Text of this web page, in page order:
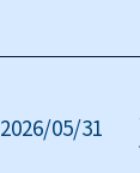
2026/05/31